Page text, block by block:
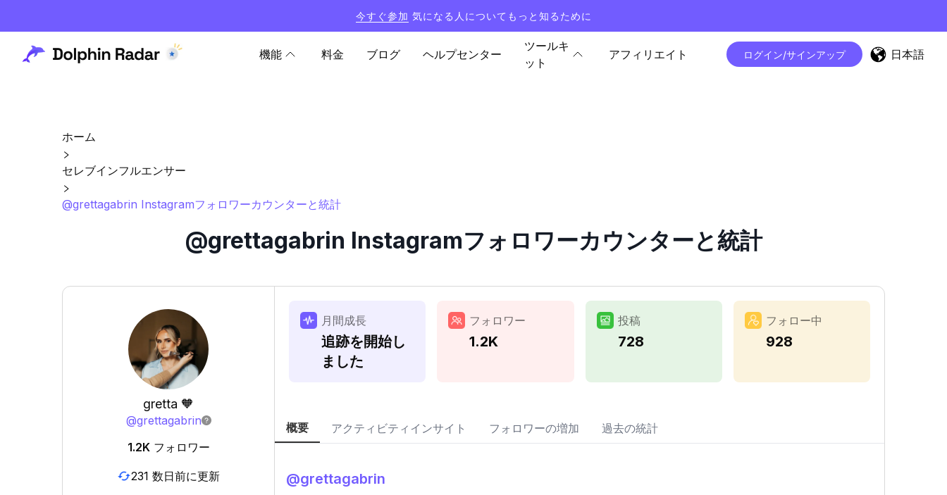
今すぐ参加 気になる人についてもっと知るために
機能 料金 ブログ ヘルプセンター
ツールキ
ット
アフィリエイト ログイン/サインアップ 日本語
ホーム
セレブインフルエンサー
@grettagabrin Instagramフォロワーカウンターと統計
@grettagabrin Instagramフォロワーカウンターと統計
gretta 🧡
@grettagabrin
1.2K フォロワー
231 数日前に更新
月間成長
追跡を開始し
ました
フォロワー
1.2K
投稿
728
フォロー中
928
概要 アクティビティインサイト フォロワーの増加 過去の統計
@grettagabrin